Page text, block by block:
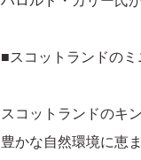
■スコットランドの
スコットランドのキ
豊かな自然環境に恵